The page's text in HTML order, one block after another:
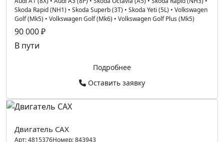
Skoda Rapid (NH1) • Skoda Superb (3T) • Skoda Yeti (5L) • Volkswagen
Golf (Mk5) • Volkswagen Golf (Mk6) • Volkswagen Golf Plus (Mk5)
90 000 ₽
В пути
Подробнее
Оставить заявку
Двигатель CAX
Арт:4815376Номер:843943